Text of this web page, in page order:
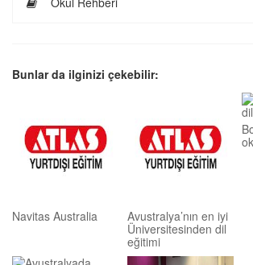
Bunlar da ilginizi çekebilir:
Navitas Australia
Avustralya’nın en iyi
Üniversitesinden dil
eğitimi